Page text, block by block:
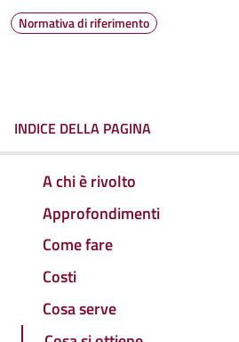
Normativa di riferimento
INDICE DELLA PAGINA
A chi è rivolto
Approfondimenti
Come fare
Costi
Cosa serve